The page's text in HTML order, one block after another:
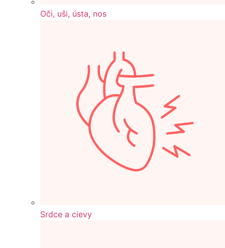
Oči, uši, ústa, nos
Srdce a cievy